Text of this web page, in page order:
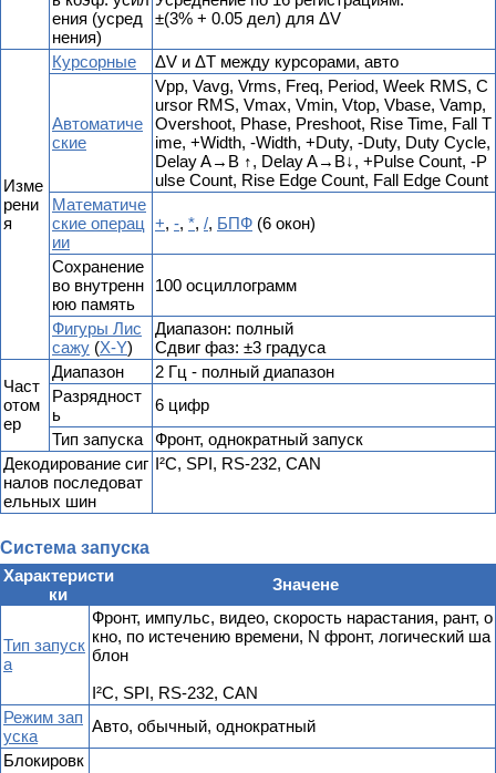
ения (усред
нения)
±(3% + 0.05 дел) для ΔV
Изме
рени
я
Курсорные ΔV и ΔT между курсорами, авто
Автоматиче
ские
Vpp, Vavg, Vrms, Freq, Period, Week RMS, C
ursor RMS, Vmax, Vmin, Vtop, Vbase, Vamp,
Overshoot, Phase, Preshoot, Rise Time, Fall T
ime, +Width, -Width, +Duty, -Duty, Duty Cycle,
Delay A→B ↑, Delay A→B↓, +Pulse Count, -P
ulse Count, Rise Edge Count, Fall Edge Count
Математиче
ские операц
ии
+, -, *, /, БПФ (6 окон)
Сохранение
во внутренн
юю память
100 осциллограмм
Фигуры Лис
сажу (X-Y)
Диапазон: полный
Сдвиг фаз: ±3 градуса
Част
отом
ер
Диапазон
2 Гц - полный диапазон
Разрядност
ь
6 цифр
Тип запуска
Фронт, однократный запуск
Декодирование сиг
налов последоват
ельных шин
I²C, SPI, RS-232, CAN
Система запуска
Характеристи
ки
Значене
Тип запуск
а
Фронт, импульс, видео, скорость нарастания, рант, о
кно, по истечению времени, N фронт, логический ша
блон
I²C, SPI, RS-232, CAN
Режим зап
уска
Авто, обычный, однократный
Блокировк